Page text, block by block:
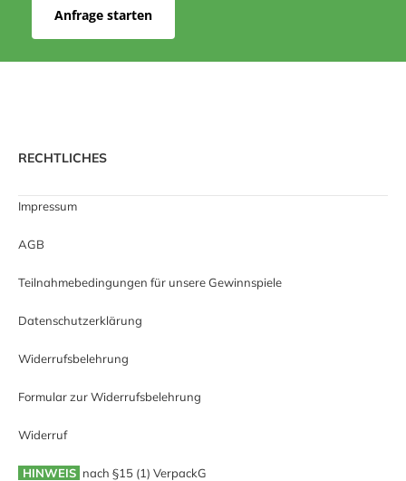
Anfrage starten
RECHTLICHES
Impressum
AGB
Teilnahmebedingungen für unsere Gewinnspiele
Datenschutzerklärung
Widerrufsbelehrung
Formular zur Widerrufsbelehrung
Widerruf
HINWEIS nach §15 (1) VerpackG